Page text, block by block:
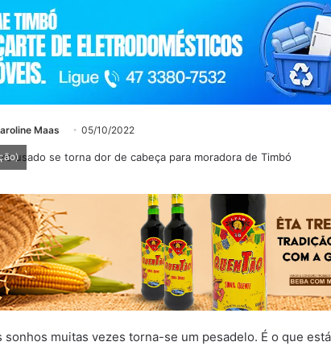
Maas 05/10/2022
sonhos muitas vezes torna-se um pesadelo. É o que